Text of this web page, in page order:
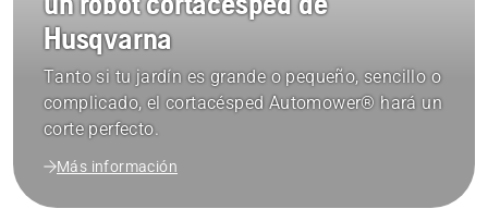
Husqvarna
Tanto si tu jardín es grande o pequeño, sencillo o
complicado, el cortacésped Automower® hará un
corte perfecto.
Más información